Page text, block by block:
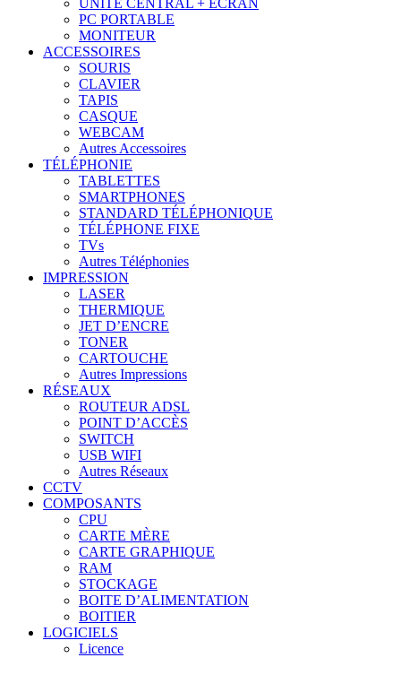
PC PORTABLE
MONITEUR
ACCESSOIRES
SOURIS
CLAVIER
TAPIS
CASQUE
WEBCAM
Autres Accessoires
TÉLÉPHONIE
TABLETTES
SMARTPHONES
STANDARD TÉLÉPHONIQUE
TÉLÉPHONE FIXE
TVs
Autres Téléphonies
IMPRESSION
LASER
THERMIQUE
JET D’ENCRE
TONER
CARTOUCHE
Autres Impressions
RÉSEAUX
ROUTEUR ADSL
POINT D’ACCÈS
SWITCH
USB WIFI
Autres Réseaux
CCTV
COMPOSANTS
CPU
CARTE MÈRE
CARTE GRAPHIQUE
RAM
STOCKAGE
BOITE D’ALIMENTATION
BOITIER
LOGICIELS
Licence